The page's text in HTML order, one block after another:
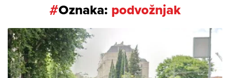
#Oznaka: podvožnjak